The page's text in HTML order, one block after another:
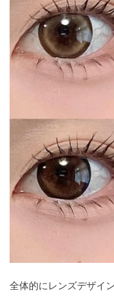
全体的にレンズデザイ